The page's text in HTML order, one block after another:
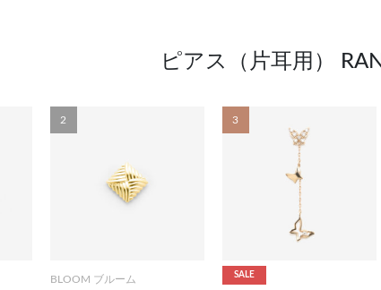
ピアス（片耳用）
2
BLOOM ブルーム
3
SALE